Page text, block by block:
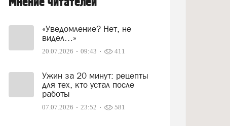
«Уведомление? Нет, не
видел…»
20.07.2026 09:43 411
Ужин за 20 минут: рецепты
для тех, кто устал после
работы
07.07.2026 23:52 581